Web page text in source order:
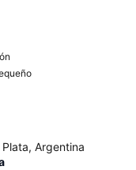
Argentina